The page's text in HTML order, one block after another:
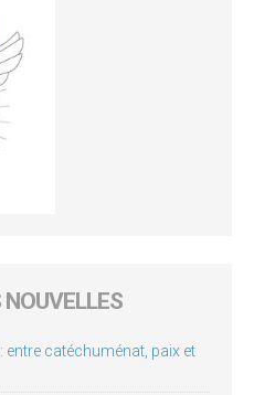
NOUVELLES
entre catéchuménat, paix et